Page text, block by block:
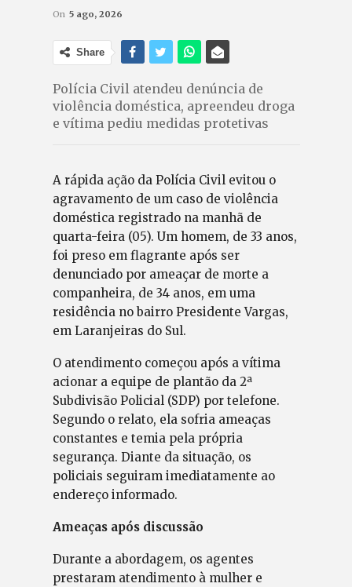
On 5 ago, 2026
Share
Polícia Civil atendeu denúncia de
violência doméstica, apreendeu droga
e vítima pediu medidas protetivas
A rápida ação da Polícia Civil evitou o
agravamento de um caso de violência
doméstica registrado na manhã de
quarta-feira (05). Um homem, de 33 anos,
foi preso em flagrante após ser
denunciado por ameaçar de morte a
companheira, de 34 anos, em uma
residência no bairro Presidente Vargas,
em Laranjeiras do Sul.
O atendimento começou após a vítima
acionar a equipe de plantão da 2ª
Subdivisão Policial (SDP) por telefone.
Segundo o relato, ela sofria ameaças
constantes e temia pela própria
segurança. Diante da situação, os
policiais seguiram imediatamente ao
endereço informado.
Ameaças após discussão
Durante a abordagem, os agentes
prestaram atendimento à mulher e